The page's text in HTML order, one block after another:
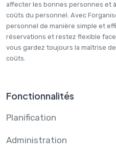
affecter les bonnes personnes et
coûts du personnel. Avec
personnel de manière simple et
réservations et restez flexible
vous gardez toujours la maîtrise
coûts.
Fonctionnalités
Planification
Administration